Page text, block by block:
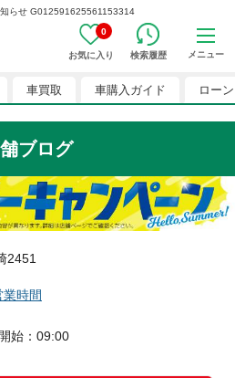
知らせ G012591625561153314
0
お気に入り 検索履歴 メニュー
車買取 車購入ガイド ローン
ブログ
2451
時間
始 ： 09:00